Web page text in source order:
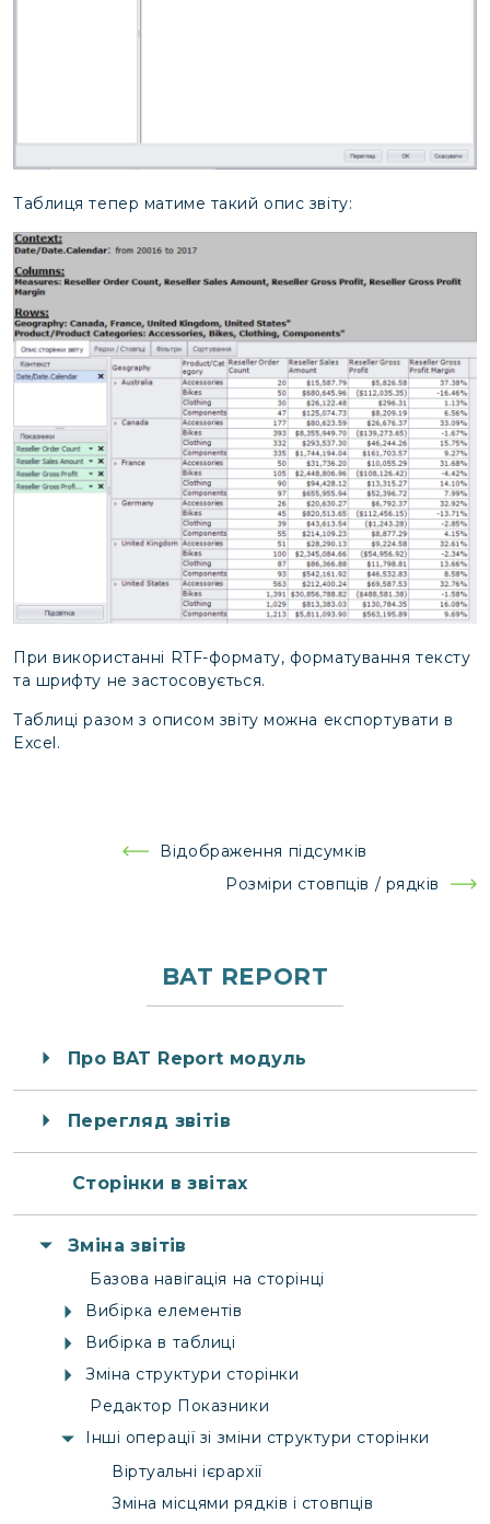
Таблиця тепер матиме такий опис звіту:
При використанні RTF-формату, форматування тексту
та шрифту не застосовується.
Таблиці разом з описом звіту можна експортувати в
Excel.
Навігація
Відображення підсумків
Розміри стовпців / рядків
BAT REPORT
Про BAT Report модуль
Перегляд звітів
Сторінки в звітах
Зміна звітів
Базова навігація на сторінці
Вибірка елементів
Вибірка в таблиці
Зміна структури сторінки
Редактор Показники
Інші операції зі зміни структури сторінки
Віртуальні ієрархії
Зміна місцями рядків і стовпців